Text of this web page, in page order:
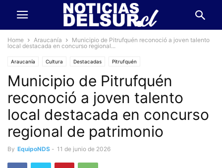
Home Araucanía
Municipio de Pitrufquén reconoció a joven talento
local destacada en concurso regional...
Araucanía Cultura Destacadas Pitrufquén
Municipio de Pitrufquén
reconoció a joven talento
local destacada en concurso
regional de patrimonio
By EquipoNDS - 11 de junio de 2026